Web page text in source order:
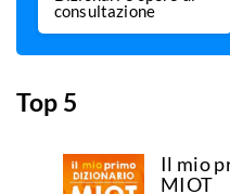
consultazione
Top 5
Il mio
MIOT